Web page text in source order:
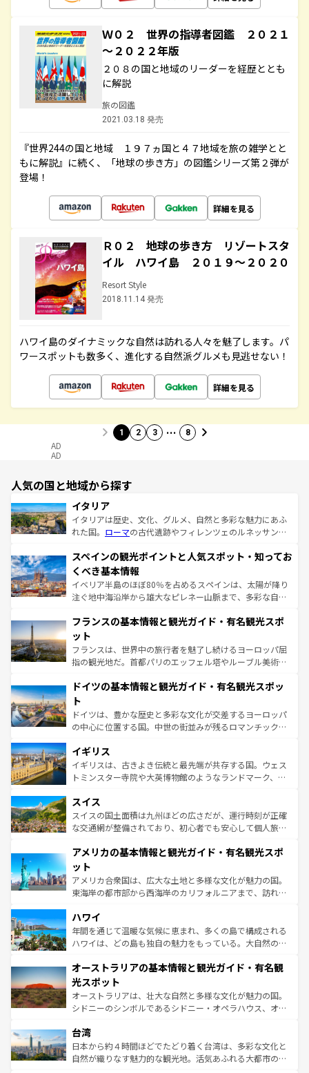
Ｗ０２ 世界の指導者図鑑 ２０２１
～２０２２年版
２０８の国と地域のリーダーを経歴ととも
に解説
旅の図鑑
2021.03.18 発売
『世界244の国と地域 １９７ヵ国と４７地域を旅の雑学とと
もに解説』に続く、「地球の歩き方」の図鑑シリーズ第２弾が
登場！
詳細を見る
Ｒ０２ 地球の歩き方 リゾートスタ
イル ハワイ島 ２０１９～２０２０
Resort Style
2018.11.14 発売
ハワイ島のダイナミックな自然は訪れる人々を魅了します。パ
ワースポットも数多く、進化する自然派グルメも見逃せない！
詳細を見る
1 2 3 … 8
AD
AD
人気の国と地域から探す
イタリア
イタリアは歴史、文化、グルメ、自然と多彩な魅力にあふ
れた国。 ローマの古代遺跡やフィレンツェのルネッサンス
ろん、トスカーナの美しい田園風景やアマルフィ海岸の絶
景など、自然景観も見逃せない。観光の合間には、本場の
ピザやパスタなど、絶品のイタリア料理を堪能することも
できる。朝目覚めてから夜眠るまで、すべての瞬間を楽し
なお、新着のイタリア情報はコンテンツ一覧を参照してほ
しい。
スペインの観光ポイントと人気スポット・知ってお
くべき基本情報
イベリア半島のほぼ80％を占めるスペインは、太陽が降り
注ぐ地中海沿岸から雄大なピレネー山脈まで、多彩な自然
文化が根付くこの国では、情熱的なフラメンコ、熱気あふ
れる闘牛、そして美味しいタパスが生活の一部となってい
る。首都マドリードの洗練された雰囲気や、バルセロナの
アートに溢れた街角から、地方では古代ローマ遺跡や中世
せる。地方によって風土や気候が異なるスペインはその個
ンテンツ一覧 を参照してほしい。
フランスの基本情報と観光ガイド・有名観光スポ
ット
フランスは、世界中の旅行者を魅了し続けるヨーロッパ屈
指の観光地だ。首都パリのエッフェル塔やルーブル美術館
で、幅広い魅力が詰まっている。華麗な宮殿、歴史的な大
聖堂、美しいビーチ、そして豊かな自然が、訪れる者を心
から魅了する。また、フランスは美食の国としても知ら
れ、フランス料理はユネスコ無形文化遺産にも登録されて
香り高いラベンダー畑など、多彩な楽しみ方が可能だ。さ
らに、パリ以外の地域にも魅力が溢れており、どの街角に
も豊かな歴史と文化が息づいている。パリ以外の個性あふ
を参照してほしい。
ドイツの基本情報と観光ガイド・有名観光スポッ
ト
ドイツは、豊かな歴史と多彩な文化が交差するヨーロッパ
の中心に位置する国。中世の街並みが残るロマンチック街
顔を持つこの国は、どこを歩いても飽きることがない。ベ
ルリンの文化的活気、バイエルン州のアルプスの絶景、そ
してライン川沿いのワイン畑といった風景は必見。ビール
は、お酒好きな人にはぜひ体験してほしい。 なお、新着の
ドイツ情報はコンテンツ一覧を参照してほしい。
イギリス
イギリスは、古きよき伝統と最先端が共存する国。ウェス
トミンスター寺院や大英博物館のようなランドマーク、歴
リアごとに異なる魅力がある。また、優雅なアフタヌーン
ティー、ビール好きにはたまらない英国パブ、サッカー観
戦など、本場だからこそできる体験も豊富。イギリスを旅
ンツ一覧を参照してほしい。
スイス
スイスの国土面積は九州ほどの広さだが、運行時刻が正確
な交通網が整備されており、初心者でも安心して個人旅行
の建物がそのまま残る町や、スイスならではのユニークな
博物館もあり、アルプス観光だけでなく町歩きも満喫する
ことができる。国民の所得が高いため物価も高いが、旅行
者向けの交通パス提供のサービスもあり、うまく活用すれ
着のスイス情報は
アメリカの基本情報と観光ガイド・有名観光スポ
ット
アメリカ合衆国は、広大な土地と多様な文化が魅力の国。
東海岸の都市部から西海岸のカリフォルニアまで、訪れる
のような巨大都市は、観光、ショッピング、エンターテイ
ンメントが詰まった刺激的なスポットだ。一方、アメリカ
西部には大自然が広がり、グランドキャニオンやイエロー
部のニューオーリンズでは、音楽と美食が融合した独特の
文化が魅力。旅行者はアメリカの各地域で異なる魅力を楽
しみながら、その多様性と豊かな歴史を感じることができ
るだろう。車でのロードトリップや列車の旅も、アメリカ
情報は
ハワイ
年間を通じて温暖な気候に恵まれ、多くの島で構成される
ハワイは、どの島も独自の魅力をもっている。大自然の神
ワイ島は見逃せない。また、定番の観光地といえばオアフ
島だが、静かな自然を求めるならマウイ島やカウアイ島が
おすすめ。エメラルドグリーンに輝く海をはじめ、豊かな
文化や歴史が息づいている。「アロハスピリット」と呼ば
人々、おいしいローカルフードやハワイアンミュージッ
ク、伝統的なフラダンスなど、すべてがハワイの魅力を彩
っている。訪れるたびに新しい発見と感動が待っているハ
オーストラリアの基本情報と観光ガイド・有名観
光スポット
オーストラリアは、壮大な自然と多様な文化が魅力の国。
シドニーのシンボルであるシドニー・オペラハウス、オー
リアリーフや大陸中央部にそびえるウルル（エアーズロッ
ク）、タスマニアの美しい原生林やケアンズの熱帯雨林な
ど、見どころがたくさん。また、カフェやワイン、オージ
台湾
日本から約４時間ほどでたどり着く台湾は、多彩な文化と
自然が織りなす魅力的な観光地。活気あふれる大都市の台